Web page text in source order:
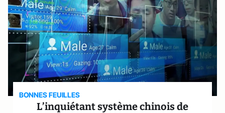
BONNES FEUILLES
L’inquiétant système chinois de